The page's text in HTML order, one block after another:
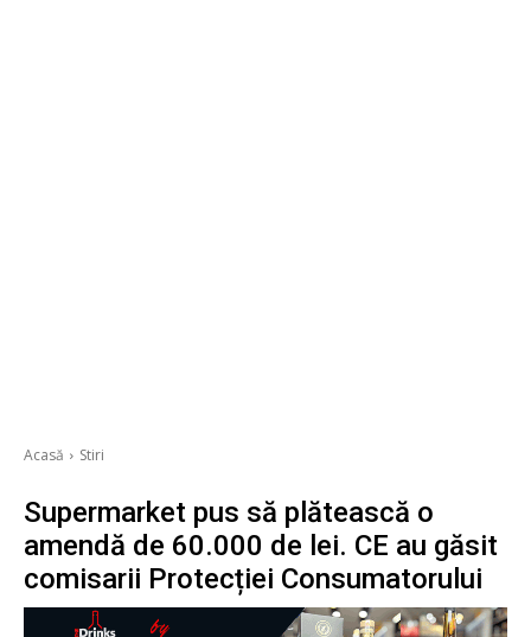
Acasă Stiri
Supermarket pus să plătească o
amendă de 60.000 de lei. CE au găsit
comisarii Protecției Consumatorului